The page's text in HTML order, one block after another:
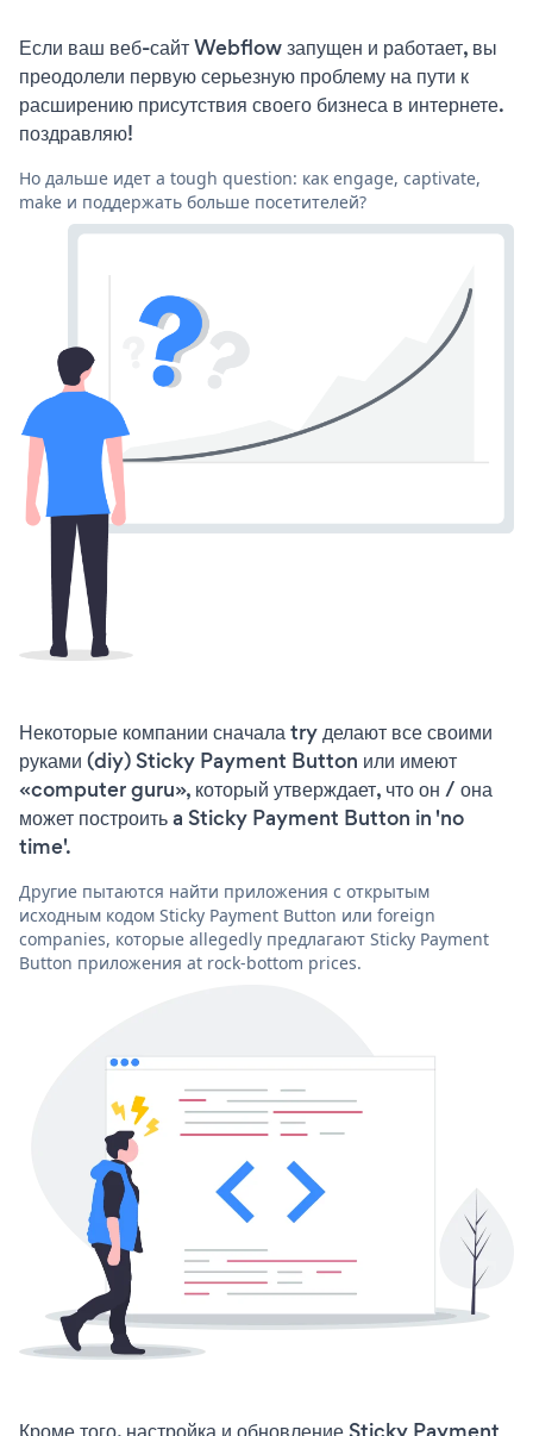
Если ваш веб-сайт Webflow запущен и работает, вы
преодолели первую серьезную проблему на пути к
расширению присутствия своего бизнеса в интернете.
поздравляю!
Но дальше идет a tough question: как engage, captivate,
make и поддержать больше посетителей?
Некоторые компании сначала try делают все своими
руками (diy) Sticky Payment Button или имеют
«computer guru», который утверждает, что он / она
может построить a Sticky Payment Button in 'no
time'.
Другие пытаются найти приложения с открытым
исходным кодом Sticky Payment Button или foreign
companies, которые allegedly предлагают Sticky Payment
Button приложения at rock-bottom prices.